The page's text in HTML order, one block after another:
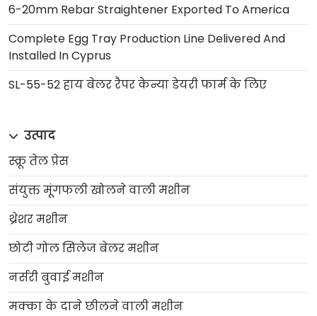
6-20mm Rebar Straightener Exported To America
Complete Egg Tray Production Line Delivered And
Installed In Cyprus
SL-55-52 हाय बेलर रैपर केन्या डेयरी फार्म के लिए
उत्पाद
स्क्रू तेल प्रेस
संयुक्त मूंगफली खोलने वाली मशीन
थ्रेशर मशीन
छोटी गोल सिलेज बेलर मशीन
नर्सरी बुवाई मशीन
मक्का के दाने छीलने वाली मशीन